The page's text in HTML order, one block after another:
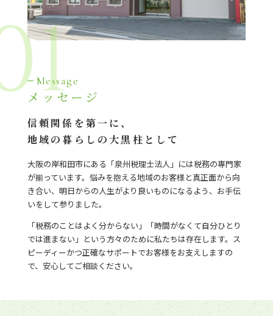
Message
メッセージ
信頼関係を第一に、
地域の暮らしの大黒柱として
大阪の岸和田市にある「泉州税理士法人」には税務の専門家
が揃っています。悩みを抱える地域のお客様と真正面から向
き合い、明日からの人生がより良いものになるよう、お手伝
いをして参りました。
「税務のことはよく分からない」「時間がなくて自分ひとり
では進まない」という方々のために私たちは存在します。ス
ピーディーかつ正確なサポートでお客様をお支えしますの
で、安心してご相談ください。